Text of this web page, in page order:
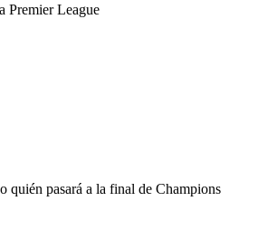
Premier League
pasará a la final de Champions